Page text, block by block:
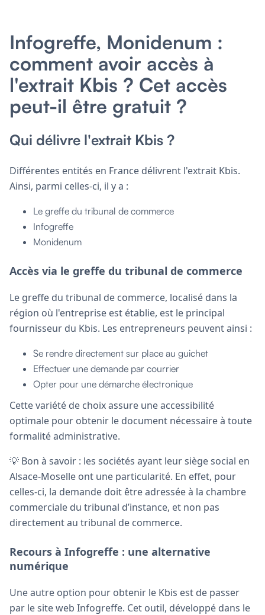
Infogreffe, Monidenum :
comment avoir accès à
l'extrait Kbis ? Cet accès
peut-il être gratuit ?
Qui délivre l'extrait Kbis ?
Différentes entités en France délivrent l'extrait Kbis.
Ainsi, parmi celles-ci, il y a :
Le greffe du tribunal de commerce
Infogreffe
Monidenum
Accès via le greffe du tribunal de commerce
Le greffe du tribunal de commerce, localisé dans la
région où l'entreprise est établie, est le principal
fournisseur du Kbis. Les entrepreneurs peuvent ainsi :
Se rendre directement sur place au guichet
Effectuer une demande par courrier
Opter pour une démarche électronique
Cette variété de choix assure une accessibilité
optimale pour obtenir le document nécessaire à toute
formalité administrative.
💡 Bon à savoir : les sociétés ayant leur siège social en
Alsace-Moselle ont une particularité. En effet, pour
celles-ci, la demande doit être adressée à la chambre
commerciale du tribunal d’instance, et non pas
directement au tribunal de commerce.
Recours à Infogreffe : une alternative
numérique
Une autre option pour obtenir le Kbis est de passer
par le site web Infogreffe. Cet outil, développé dans le